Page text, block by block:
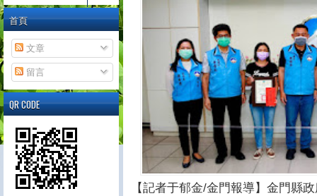
【記者于郁金/金門報導】金門縣
首頁
文章
留言
QR CODE